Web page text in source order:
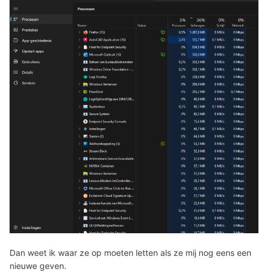
Dan weet ik waar ze op moeten letten als ze mij nog eens een
nieuwe geven.